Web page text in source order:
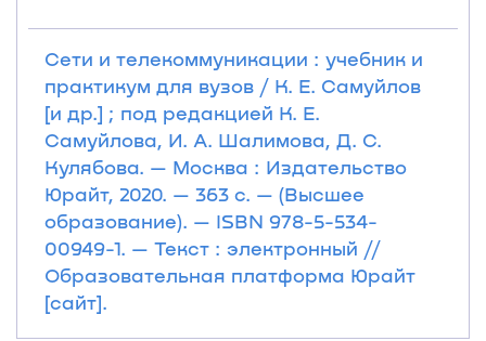
Сети и телекоммуникации : учебник и
практикум для вузов / К. Е. Самуйлов
[и др.] ; под редакцией К. Е.
Самуйлова, И. А. Шалимова, Д. С.
Кулябова. — Москва : Издательство
Юрайт, 2020. — 363 с. — (Высшее
образование). — ISBN 978-5-534-
00949-1. — Текст : электронный //
Образовательная платформа Юрайт
[сайт].